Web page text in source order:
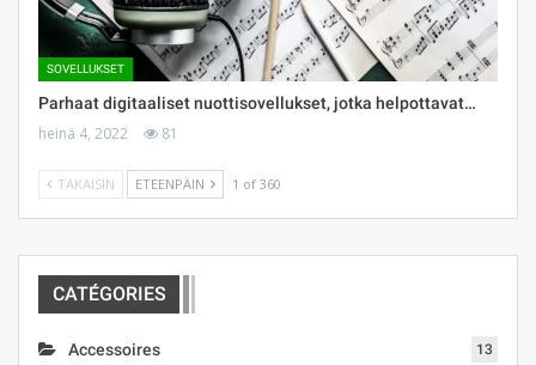
SOVELLUKSET
Parhaat digitaaliset nuottisovellukset, jotka helpottavat…
heinä 4, 2022 81
TAKAISIN ETEENPÄIN 1 of 360
CATÉGORIES
Accessoires 13